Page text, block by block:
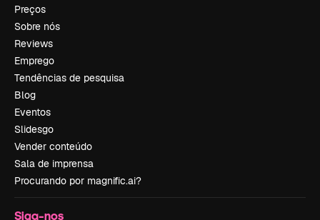
Preços
Sobre nós
Reviews
Emprego
Tendências de pesquisa
Blog
Eventos
Slidesgo
Vender conteúdo
Sala de imprensa
Procurando por magnific.ai?
Siga-nos